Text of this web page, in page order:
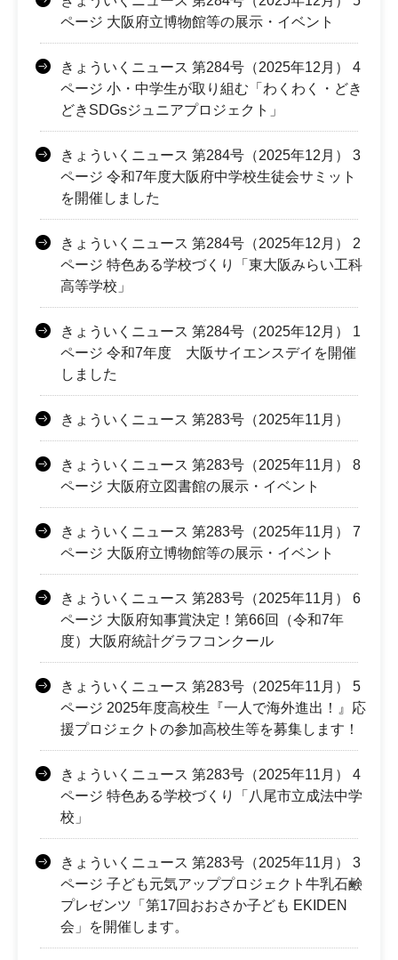
ページ 大阪府立博物館等の展示・イベント
きょういくニュース 第284号（2025年12月） 4
ページ 小・中学生が取り組む「わくわく・どき
どきSDGsジュニアプロジェクト」
きょういくニュース 第284号（2025年12月） 3
ページ 令和7年度大阪府中学校生徒会サミット
を開催しました
きょういくニュース 第284号（2025年12月） 2
ページ 特色ある学校づくり「東大阪みらい工科
高等学校」
きょういくニュース 第284号（2025年12月） 1
ページ 令和7年度 大阪サイエンスデイを開催
しました
きょういくニュース 第283号（2025年11月）
きょういくニュース 第283号（2025年11月） 8
ページ 大阪府立図書館の展示・イベント
きょういくニュース 第283号（2025年11月） 7
ページ 大阪府立博物館等の展示・イベント
きょういくニュース 第283号（2025年11月） 6
ページ 大阪府知事賞決定！第66回（令和7年
度）大阪府統計グラフコンクール
きょういくニュース 第283号（2025年11月） 5
ページ 2025年度高校生『一人で海外進出！』応
援プロジェクトの参加高校生等を募集します！
きょういくニュース 第283号（2025年11月） 4
ページ 特色ある学校づくり「八尾市立成法中学
校」
きょういくニュース 第283号（2025年11月） 3
ページ 子ども元気アッププロジェクト牛乳石鹸
プレゼンツ「第17回おおさか子ども EKIDEN
会」を開催します。